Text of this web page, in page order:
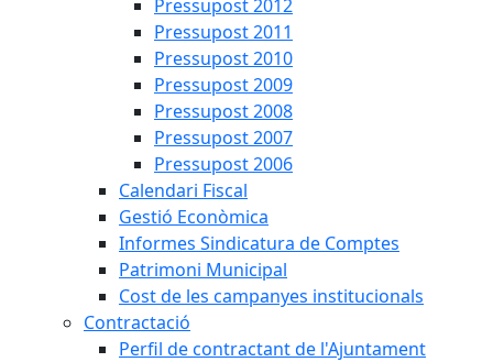
Pressupost 2012
Pressupost 2011
Pressupost 2010
Pressupost 2009
Pressupost 2008
Pressupost 2007
Pressupost 2006
Calendari Fiscal
Gestió Econòmica
Informes Sindicatura de Comptes
Patrimoni Municipal
Cost de les campanyes institucionals
Contractació
Perfil de contractant de l'Ajuntament